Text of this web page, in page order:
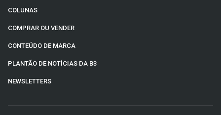
COLUNAS
COMPRAR OU VENDER
CONTEÚDO DE MARCA
PLANTÃO DE NOTÍCIAS DA B3
NEWSLETTERS